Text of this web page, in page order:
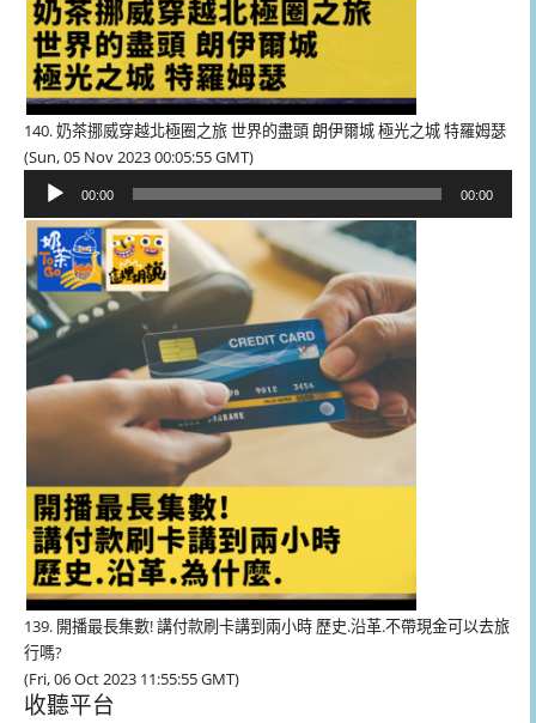
140. 奶茶挪威穿越北極圈之旅 世界的盡頭 朗伊爾城 極光之城 特羅姆瑟
(Sun, 05 Nov 2023 00:05:55 GMT)
播
放
器
00:00 00:00
139. 開播最長集數! 講付款刷卡講到兩小時 歷史.沿革.不帶現金可以去旅
行嗎?
(Fri, 06 Oct 2023 11:55:55 GMT)
收聽平台